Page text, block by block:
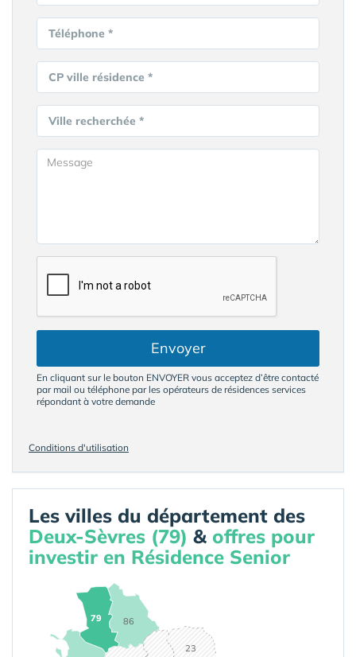
Téléphone *
CP ville résidence *
Ville recherchée *
Envoyer
En cliquant sur le bouton ENVOYER vous acceptez d’être contacté
par mail ou téléphone par les opérateurs de résidences services
répondant à votre demande
Conditions d'utilisation
Les villes du département des
Deux-Sèvres (79) & offres pour
investir en Résidence Senior
23
79 86